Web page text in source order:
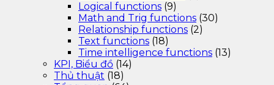
Logical functions (9)
Math and Trig functions (30)
Relationship functions (2)
Text functions (18)
Time intelligence functions (13)
KPI, Biểu đồ (14)
Thủ thuật (18)